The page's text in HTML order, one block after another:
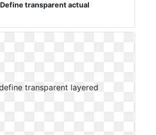
Define transparent actual